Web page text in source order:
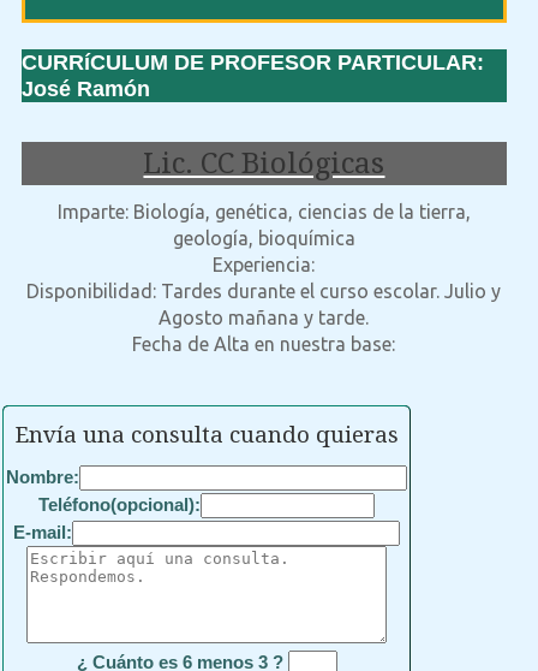
CURRíCULUM DE PROFESOR PARTICULAR:
José Ramón
Lic. CC Biológicas
Imparte: Biología, genética, ciencias de la tierra,
geología, bioquímica
Experiencia:
Disponibilidad: Tardes durante el curso escolar. Julio y
Agosto mañana y tarde.
Fecha de Alta en nuestra base:
Envía una consulta cuando quieras
Nombre:
Teléfono(opcional):
E-mail:
¿ Cuánto es 6 menos 3 ?